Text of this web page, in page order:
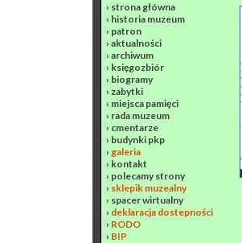
› strona główna
› historia muzeum
› patron
› aktualności
› archiwum
› księgozbiór
› biogramy
› zabytki
› miejsca pamięci
› rada muzeum
› cmentarze
› budynki pkp
› galeria
› kontakt
› polecamy strony
› sklepik muzealny
› spacer wirtualny
› deklaracja dostepności
› RODO
› BIP